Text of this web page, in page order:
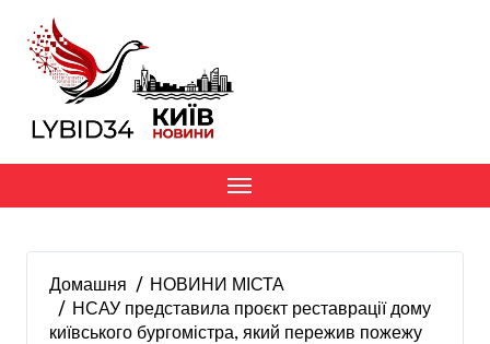
вмісту
Домашня
НОВИНИ МІСТА
НСАУ представила проєкт реставрації дому
київського бургомістра, який пережив пожежу